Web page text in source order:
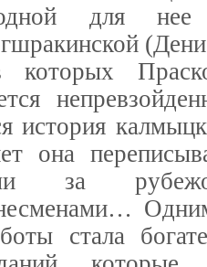
для нее
история
она
за
стала